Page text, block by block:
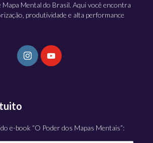
Mental do Brasil. Aqui você encontra
produtividade e alta performance
do e-book “O Poder dos Mapas Mentais”: